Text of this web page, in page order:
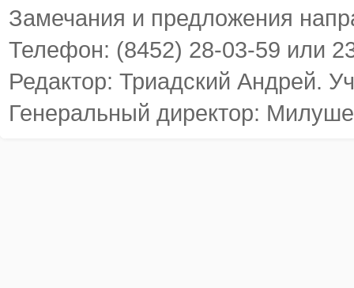
Замечания и предложения
Телефон: (8452) 28-03-59 или
Редактор: Триадский Андрей.
Генеральный директор: